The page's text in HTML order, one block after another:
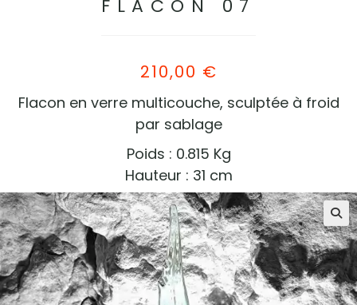
FLACON 07
210,00 €
Flacon en verre multicouche, sculptée à froid
par sablage
Poids : 0.815 Kg
Hauteur : 31 cm
🔍